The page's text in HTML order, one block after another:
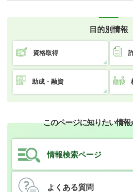
目的別情報
資格取得
助成・融資
このページに知りたい情報
情報検索ページ
よくある質問